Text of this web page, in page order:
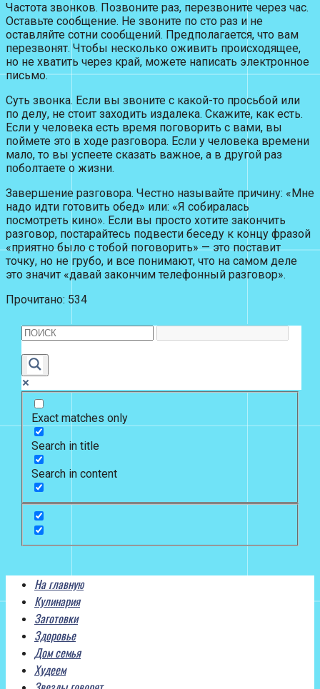
Частота звонков. Позвоните раз, перезвоните через час.
Оставьте сообщение. Не звоните по сто раз и не
оставляйте сотни сообщений. Предполагается, что вам
перезвонят. Чтобы несколько оживить происходящее,
но не хватить через край, можете написать электронное
письмо.
Суть звонка. Если вы звоните с какой-то просьбой или
по делу, не стоит заходить издалека. Скажите, как есть.
Если у человека есть время поговорить с вами, вы
поймете это в ходе разговора. Если у человека времени
мало, то вы успеете сказать важное, а в другой раз
поболтаете о жизни.
Завершение разговора. Честно называйте причину: «Мне
надо идти готовить обед» или: «Я собиралась
посмотреть кино». Если вы просто хотите закончить
разговор, постарайтесь подвести беседу к концу фразой
«приятно было с тобой поговорить» — это поставит
точку, но не грубо, и все понимают, что на самом деле
это значит «давай закончим телефонный разговор».
Прочитано: 534
Exact matches only
Search in title
Search in content
На главную
Кулинария
Заготовки
Здоровье
Дом семья
Худеем